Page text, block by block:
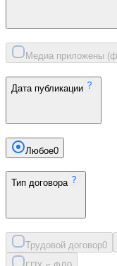
Медиа приложены
Дата публикации
Любое0
Тип договора
Трудовой договор0